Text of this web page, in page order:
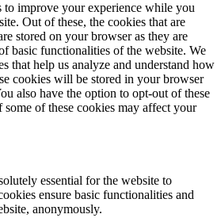
to improve your experience while you
Out of these, the cookies that are
stored on your browser as they are
basic functionalities of the website. We
that help us analyze and understand how
cookies will be stored in your browser
also have the option to opt-out of these
of these cookies may affect your
essential for the website to
ensure basic functionalities and
anonymously.